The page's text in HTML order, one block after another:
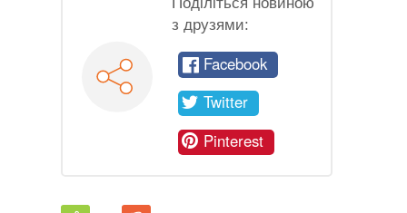
Поділіться новиною
з друзями:
Facebook
Twitter
Pinterest